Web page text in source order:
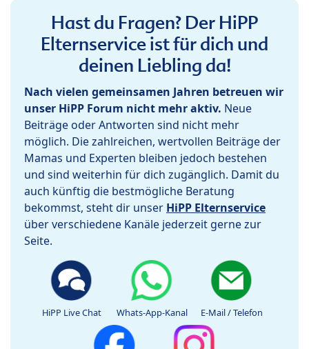
Hast du Fragen? Der HiPP
Elternservice ist für dich und
deinen Liebling da!
Nach vielen gemeinsamen Jahren betreuen wir
unser HiPP Forum nicht mehr aktiv. Neue
Beiträge oder Antworten sind nicht mehr
möglich. Die zahlreichen, wertvollen Beiträge der
Mamas und Experten bleiben jedoch bestehen
und sind weiterhin für dich zugänglich. Damit du
auch künftig die bestmögliche Beratung
bekommst, steht dir unser HiPP Elternservice
über verschiedene Kanäle jederzeit gerne zur
Seite.
HiPP Live Chat Whats-App-Kanal E-Mail / Telefon